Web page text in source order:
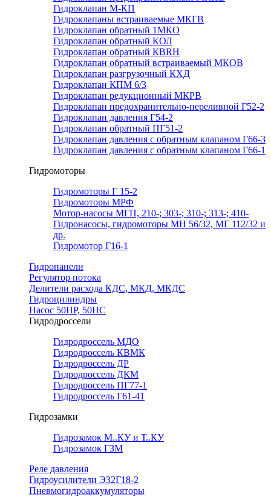
Гидроклапан М-КП
Гидроклапаны встраиваемые МКГВ
Гидроклапан обратный 1МКО
Гидроклапан обратный КОЛ
Гидроклапан обратный КВRН
Гидроклапан обратный встраиваемый МКОВ
Гидроклапан разгрузочный КХД
Гидроклапан КПМ 6/3
Гидроклапан редукционный МКРВ
Гидроклапан предохранительно-переливной Г52-2
Гидроклапан давления Г54-2
Гидроклапан обратный ПГ51-2
Гидроклапан давления с обратным клапаном Г66-3
Гидроклапан давления с обратным клапаном Г66-1
Гидромоторы
Гидромоторы Г 15-2
Гидромоторы МРФ
Мотор-насосы МГП, 210-; 303-; 310-; 313-; 410-
Гидронасосы, гидромоторы МН 56/32, МГ 112/32 и
др.
Гидромотор Г16-1
Гидропанели
Регулятор потока
Делители расхода КДС, МКД, МКДС
Гидроцилиндры
Насос 50НР, 50НС
Гидродроссели
Гидродроссель МДО
Гидродроссель КВМК
Гидродроссель ДР
Гидродроссель ДКМ
Гидродроссель ПГ77-1
Гидродроссель Г61-41
Гидрозамки
Гидрозамок М..КУ и Т..КУ
Гидрозамок ГЗМ
Реле давления
Гидроусилители Э32Г18-2
Пневмогидроаккумуляторы